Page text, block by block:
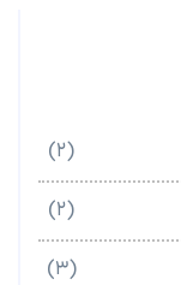
(۲)
(۲)
(۳)